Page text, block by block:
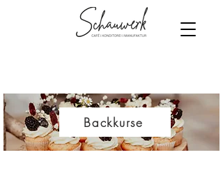
Backkurse